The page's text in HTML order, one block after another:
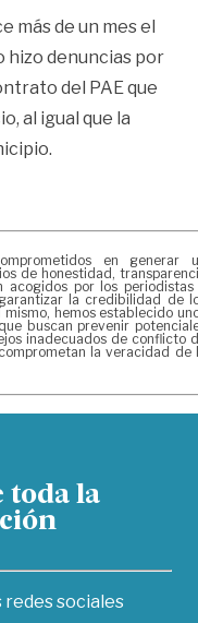
más de un mes el
hizo denuncias por
del PAE que
al igual que la
en generar
de honestidad,
acogidos por los periodistas
la credibilidad de
hemos establecido
buscan prevenir
inadecuados de conflicto
la veracidad de
toda la
sociales